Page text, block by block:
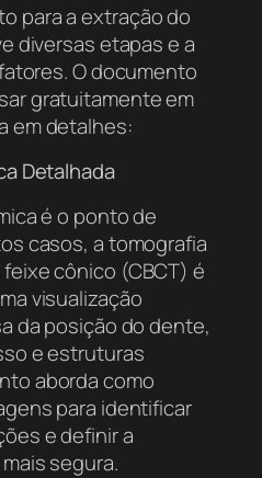
para a extração do
diversas etapas e a
O documento
gratuitamente em
em detalhes:
Detalhada
é o ponto de
casos, a tomografia
cônico (CBCT) é
visualização
da posição do dente,
e estruturas
aborda como
para identificar
e definir a
segura.